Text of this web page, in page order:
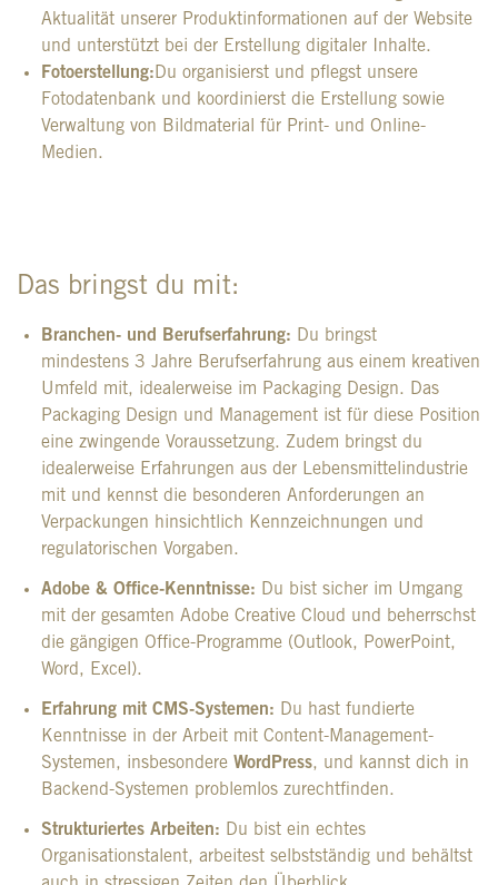
Aktualität unserer Produktinformationen auf der Website
und unterstützt bei der Erstellung digitaler Inhalte.
Fotoerstellung: Du organisierst und pflegst unsere
Fotodatenbank und koordinierst die Erstellung sowie
Verwaltung von Bildmaterial für Print- und Online-
Medien.
Das bringst du mit:
Branchen- und Berufserfahrung: Du bringst
mindestens 3 Jahre Berufserfahrung aus einem kreativen
Umfeld mit, idealerweise im Packaging Design. Das
Packaging Design und Management ist für diese Position
eine zwingende Voraussetzung. Zudem bringst du
idealerweise Erfahrungen aus der Lebensmittelindustrie
mit und kennst die besonderen Anforderungen an
Verpackungen hinsichtlich Kennzeichnungen und
regulatorischen Vorgaben.
Adobe & Office-Kenntnisse: Du bist sicher im Umgang
mit der gesamten Adobe Creative Cloud und beherrschst
die gängigen Office-Programme (Outlook, PowerPoint,
Word, Excel).
Erfahrung mit CMS-Systemen: Du hast fundierte
Kenntnisse in der Arbeit mit Content-Management-
Systemen, insbesondere WordPress, und kannst dich in
Backend-Systemen problemlos zurechtfinden.
Strukturiertes Arbeiten: Du bist ein echtes
Organisationstalent, arbeitest selbstständig und behältst